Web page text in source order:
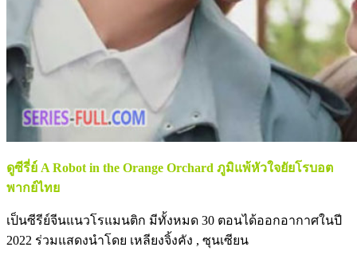
ดูซีรี่ย์ A Robot in the Orange Orchard ภูมิแพ้หัวใจยัยโรบอต
พากย์ไทย
เป็นซีรีย์จีนแนวโรแมนติก มีทั้งหมด 30 ตอนได้ออกอากาศในปี
2022 ร่วมแสดงนำโดย เหลียงจิ้งคัง , ซุนเซียน